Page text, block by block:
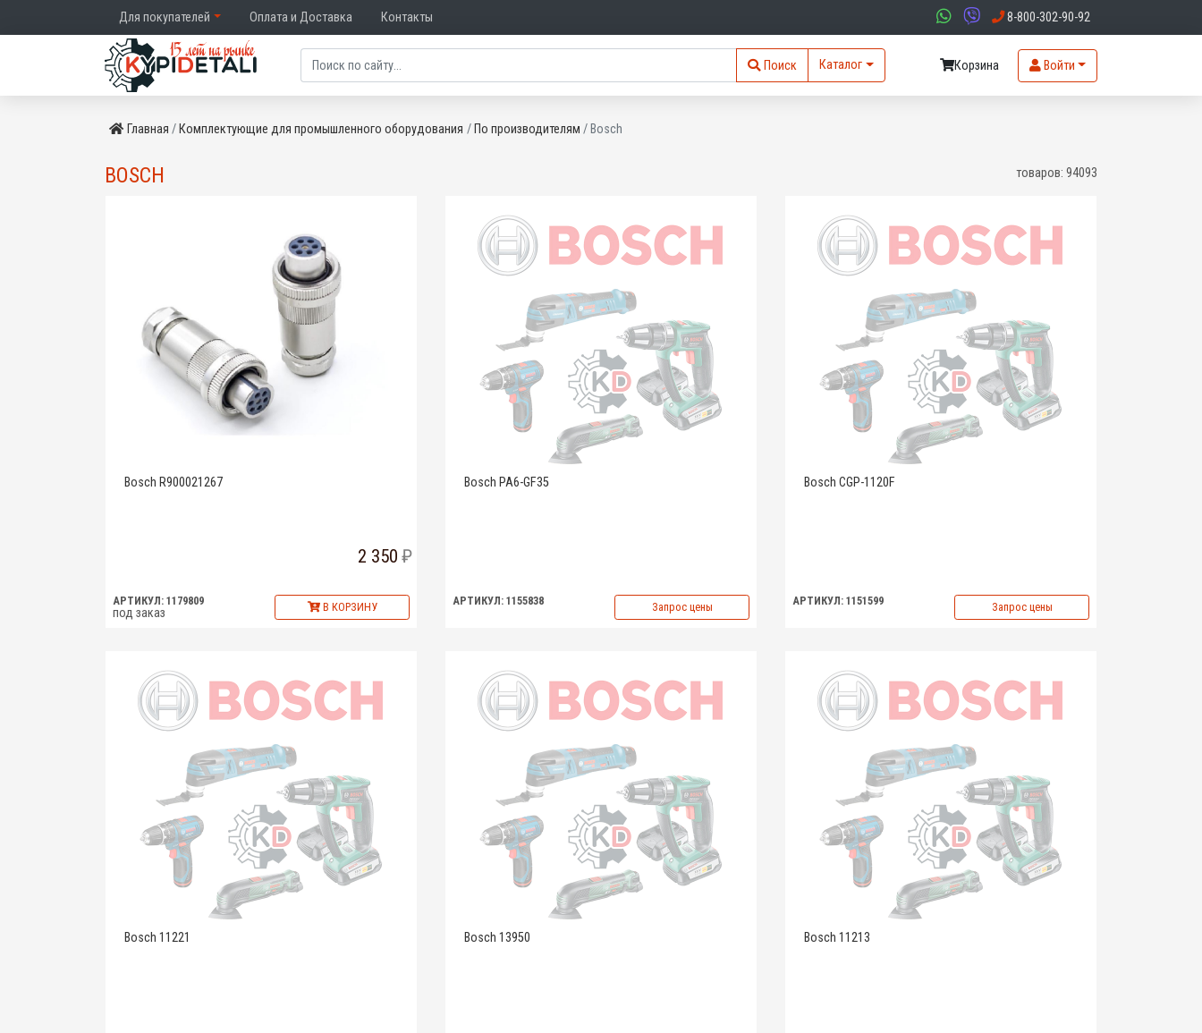
Для покупателей Оплата и Доставка Контакты 8-800-302-90-92
Поиск Каталог Корзина Войти
Главная Комплектующие для промышленного оборудования По производителям Bosch
BOSCH товаров: 94093
Bosch R900021267
2 350
АРТИКУЛ: 1179809
под заказ В КОРЗИНУ
Bosch PA6-GF35
АРТИКУЛ: 1155838 Запрос цены
Bosch CGP-1120F
АРТИКУЛ: 1151599 Запрос цены
Bosch 11221 Bosch 13950 Bosch 11213